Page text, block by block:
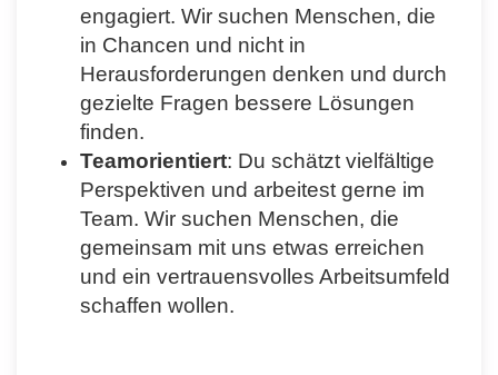
engagiert. Wir suchen Menschen, die
in Chancen und nicht in
Herausforderungen denken und durch
gezielte Fragen bessere Lösungen
finden.
Teamorientiert: Du schätzt vielfältige
Perspektiven und arbeitest gerne im
Team. Wir suchen Menschen, die
gemeinsam mit uns etwas erreichen
und ein vertrauensvolles Arbeitsumfeld
schaffen wollen.